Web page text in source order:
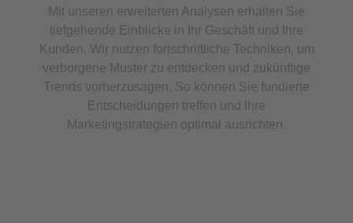
Mit unseren erweiterten Analysen erhalten Sie
tiefgehende Einblicke in Ihr Geschäft und Ihre
Kunden. Wir nutzen fortschrittliche Techniken, um
verborgene Muster zu entdecken und zukünftige
Trends vorherzusagen. So können Sie fundierte
Entscheidungen treffen und Ihre
Marketingstrategien optimal ausrichten.